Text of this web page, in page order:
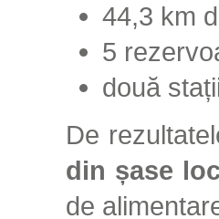
44,3 km
5
două
De
din șase
de